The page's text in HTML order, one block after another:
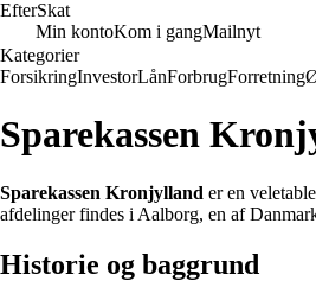
EfterSkat
Min kontoKom i gangMailnyt
Kategorier
ForsikringInvestorLånForbrugForretning
Sparekassen
Sparekassen Kronjylland er en
afdelinger findes i Aalborg, en af
Historie og baggrund